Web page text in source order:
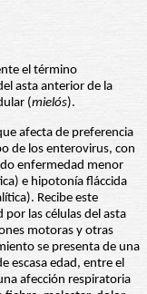
el término
asta anterior de la
(mielós).
afecta de preferencia
de los enterovirus, con
enfermedad menor
e hipotonía fláccida
Recibe este
las células del asta
motoras y otras
se presenta de una
escasa edad, entre el
afección respiratoria